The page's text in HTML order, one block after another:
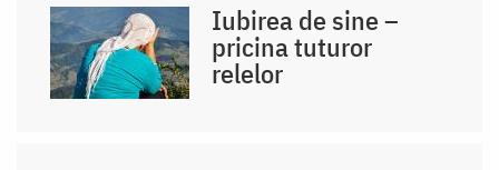
Iubirea de sine –
pricina tuturor
relelor